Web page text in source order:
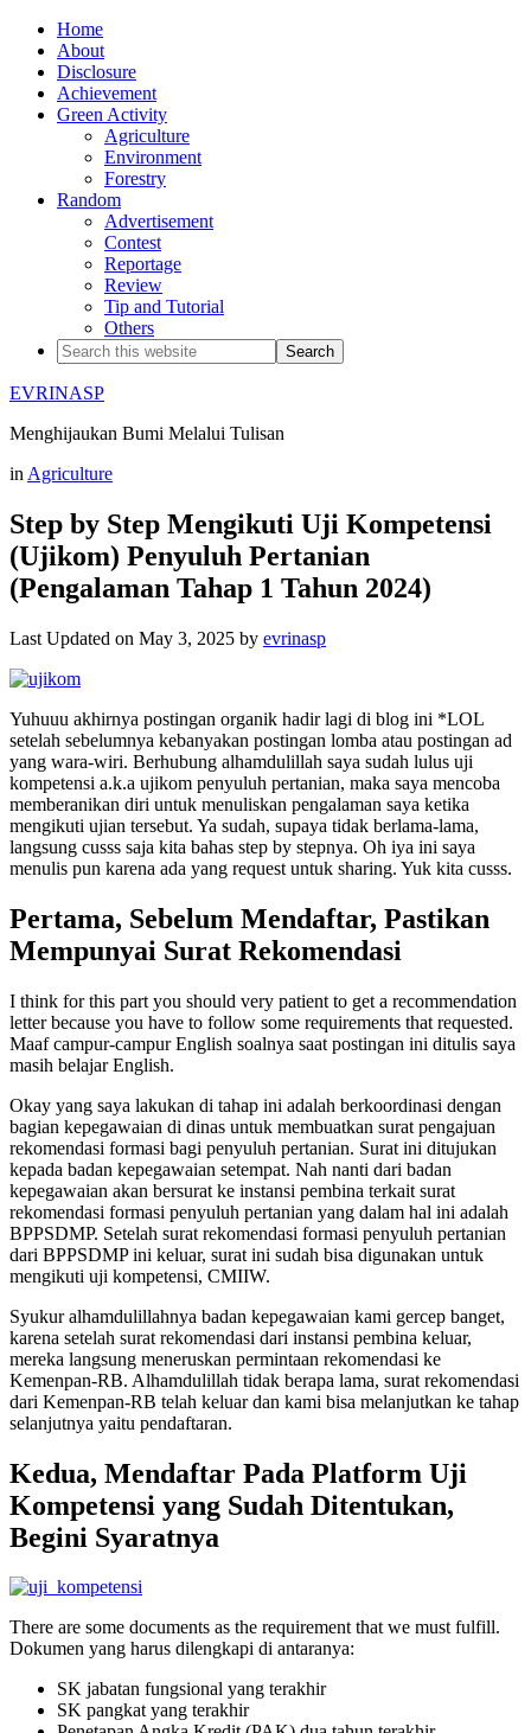
Home
About
Disclosure
Achievement
Green Activity
Agriculture
Environment
Forestry
Random
Advertisement
Contest
Reportage
Review
Tip and Tutorial
Others
EVRINASP
Menghijaukan Bumi Melalui Tulisan
in Agriculture
Step by Step Mengikuti Uji Kompetensi
(Ujikom) Penyuluh Pertanian
(Pengalaman Tahap 1 Tahun 2024)
Last Updated on May 3, 2025 by evrinasp
Yuhuuu akhirnya postingan organik hadir lagi di blog ini *LOL
setelah sebelumnya kebanyakan postingan lomba atau postingan ad
yang wara-wiri. Berhubung alhamdulillah saya sudah lulus uji
kompetensi a.k.a ujikom penyuluh pertanian, maka saya mencoba
memberanikan diri untuk menuliskan pengalaman saya ketika
mengikuti ujian tersebut. Ya sudah, supaya tidak berlama-lama,
langsung cusss saja kita bahas step by stepnya. Oh iya ini saya
menulis pun karena ada yang request untuk sharing. Yuk kita cusss.
Pertama, Sebelum Mendaftar, Pastikan
Mempunyai Surat Rekomendasi
I think for this part you should very patient to get a recommendation
letter because you have to follow some requirements that requested.
Maaf campur-campur English soalnya saat postingan ini ditulis saya
masih belajar English.
Okay yang saya lakukan di tahap ini adalah berkoordinasi dengan
bagian kepegawaian di dinas untuk membuatkan surat pengajuan
rekomendasi formasi bagi penyuluh pertanian. Surat ini ditujukan
kepada badan kepegawaian setempat. Nah nanti dari badan
kepegawaian akan bersurat ke instansi pembina terkait surat
rekomendasi formasi penyuluh pertanian yang dalam hal ini adalah
BPPSDMP. Setelah surat rekomendasi formasi penyuluh pertanian
dari BPPSDMP ini keluar, surat ini sudah bisa digunakan untuk
mengikuti uji kompetensi, CMIIW.
Syukur alhamdulillahnya badan kepegawaian kami gercep banget,
karena setelah surat rekomendasi dari instansi pembina keluar,
mereka langsung meneruskan permintaan rekomendasi ke
Kemenpan-RB. Alhamdulillah tidak berapa lama, surat rekomendasi
dari Kemenpan-RB telah keluar dan kami bisa melanjutkan ke tahap
selanjutnya yaitu pendaftaran.
Kedua, Mendaftar Pada Platform Uji
Kompetensi yang Sudah Ditentukan,
Begini Syaratnya
There are some documents as the requirement that we must fulfill.
Dokumen yang harus dilengkapi di antaranya:
SK jabatan fungsional yang terakhir
SK pangkat yang terakhir